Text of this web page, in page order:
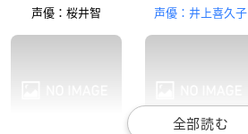
飛鳥刑事
声優：桜井智 声優：井上喜久子